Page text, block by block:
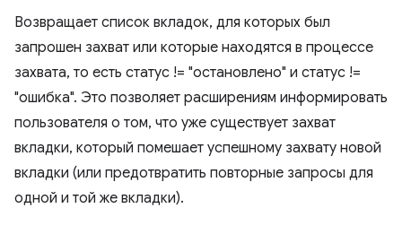
Возвращает список вкладок, для которых был
запрошен захват или которые находятся в процессе
захвата, то есть статус != "остановлено" и статус !=
"ошибка". Это позволяет расширениям информировать
пользователя о том, что уже существует захват
вкладки, который помешает успешному захвату новой
вкладки (или предотвратить повторные запросы для
одной и той же вкладки).